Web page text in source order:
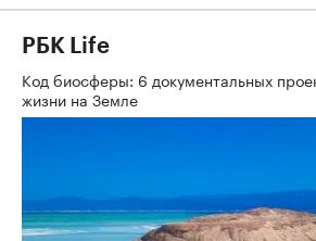
РБК Life
Код биосферы: 6 документальных
жизни на Земле